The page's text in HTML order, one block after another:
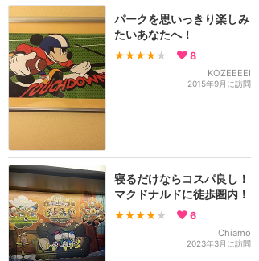
パークを思いっきり楽しみ
たいあなたへ！
★★★★ ★ 8
KOZEEEEI
2015年9月に訪問
寝るだけならコスパ良し！
マクドナルドに徒歩圏内！
★★★★ ★ 6
Chiamo
2023年3月に訪問